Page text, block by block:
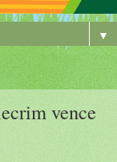
▼
vence